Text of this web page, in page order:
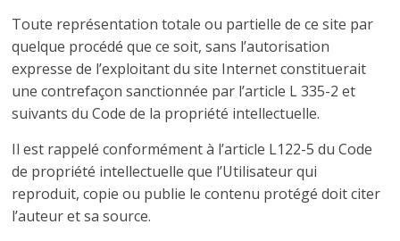
Toute représentation totale ou partielle de ce site par
quelque procédé que ce soit, sans l’autorisation
expresse de l’exploitant du site Internet constituerait
une contrefaçon sanctionnée par l’article L 335-2 et
suivants du Code de la propriété intellectuelle.
Il est rappelé conformément à l’article L122-5 du Code
de propriété intellectuelle que l’Utilisateur qui
reproduit, copie ou publie le contenu protégé doit citer
l’auteur et sa source.